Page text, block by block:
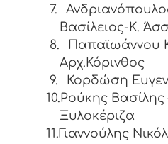
7.
Βασίλειος-K.
8.
Παπαϊωάννου
Αρχ.Κόρινθος
9.
Κορδώση
10.Ρούκης Βασίλης
Ξυλοκέριζα
11.Γιαννούλης